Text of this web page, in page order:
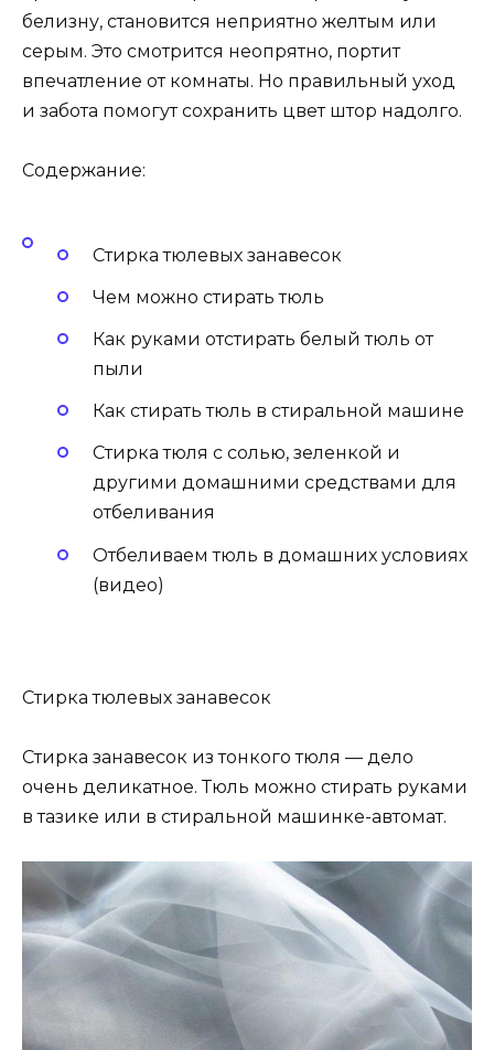
белизну, становится неприятно желтым или
серым. Это смотрится неопрятно, портит
впечатление от комнаты. Но правильный уход
и забота помогут сохранить цвет штор надолго.
Содержание:
Стирка тюлевых занавесок
Чем можно стирать тюль
Как руками отстирать белый тюль от
пыли
Как стирать тюль в стиральной машине
Стирка тюля с солью, зеленкой и
другими домашними средствами для
отбеливания
Отбеливаем тюль в домашних условиях
(видео)
Стирка тюлевых занавесок
Стирка занавесок из тонкого тюля — дело
очень деликатное. Тюль можно стирать руками
в тазике или в стиральной машинке-автомат.